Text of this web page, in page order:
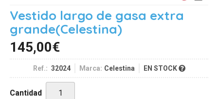
Vestido largo de gasa extra
grande(Celestina)
145,00€
Ref.: 32024 Marca: Celestina EN STOCK
Cantidad